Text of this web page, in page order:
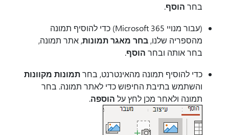
בחר הוסף.
(עבור מנויי Microsoft 365) כדי להוסיף תמונה
מהספריה שלנו, בחר מאגר תמונות, אתר תמונה,
בחר אותה ובחר הוסף.
כדי להוסיף תמונה מהאינטרנט, בחרתמונות מקוונות
והשתמש בתיבת החיפוש כדי לאתר תמונה. בחר
תמונה ולאחר מכן לחץ על הוספה.